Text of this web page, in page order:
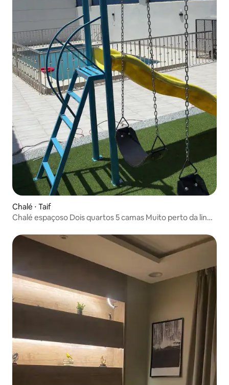
Chalé ⋅ Taif
Chalé espaçoso Dois quartos 5 camas Muito perto da linha